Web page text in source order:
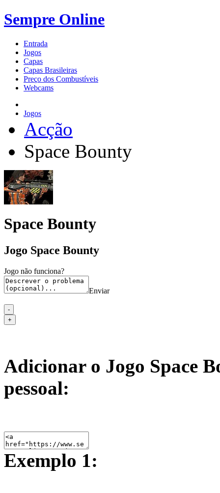
Sempre Online
Entrada
Jogos
Capas
Capas Brasileiras
Preço dos Combustíveis
Webcams
Jogos
Acção
Space Bounty
Space Bounty
Jogo Space Bounty
Jogo não funciona?
Enviar
Adicionar o Jogo Space
pessoal:
Exemplo 1: